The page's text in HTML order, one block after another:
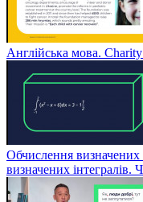
Англійська мова.
Обчислення визначених
визначених інтегралів.